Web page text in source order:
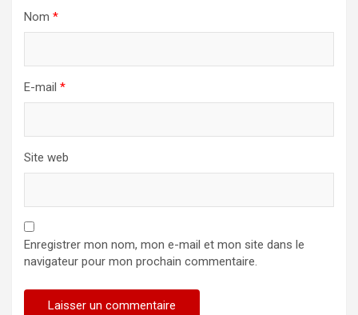
Nom *
E-mail *
Site web
Enregistrer mon nom, mon e-mail et mon site dans le
navigateur pour mon prochain commentaire.